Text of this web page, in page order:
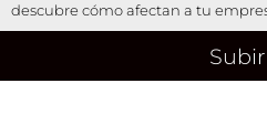
descubre cómo afectan a tu
Subir